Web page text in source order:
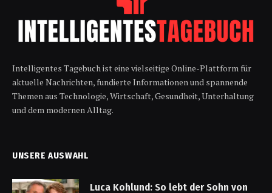
Intelligentes Tagebuch ist eine vielseitige Online-Plattform für
aktuelle Nachrichten, fundierte Informationen und spannende
Themen aus Technologie, Wirtschaft, Gesundheit, Unterhaltung
und dem modernen Alltag.
UNSERE AUSWAHL
Luca Kohlund: So lebt der Sohn von